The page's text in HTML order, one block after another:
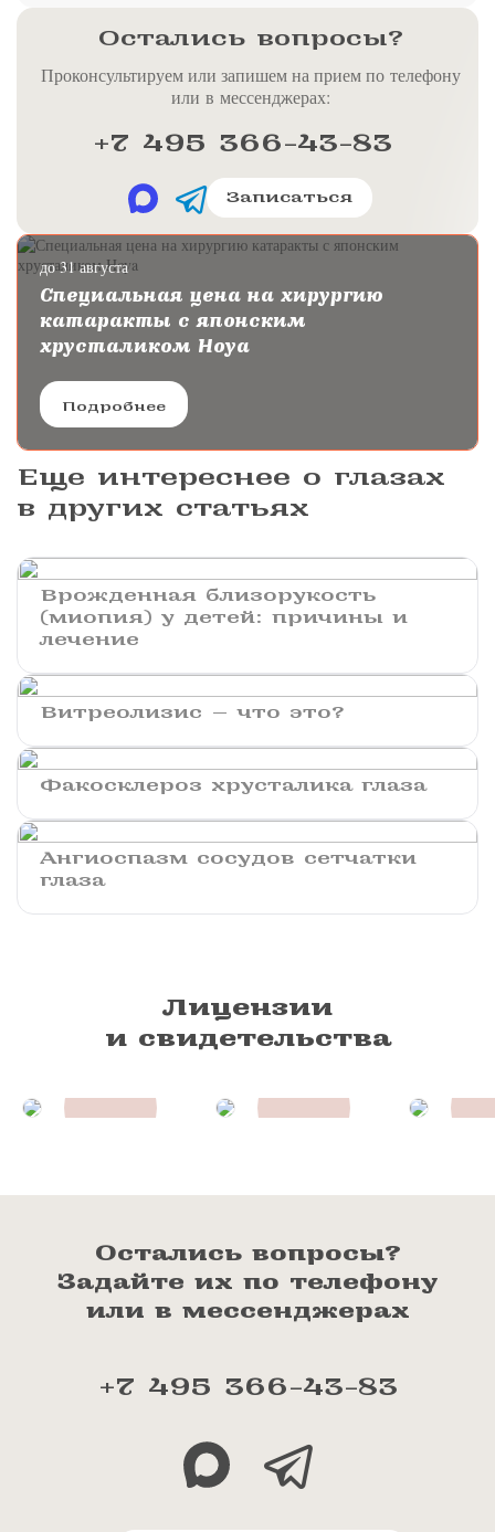
Остались вопросы?
Проконсультируем или запишем на прием по телефону
или в мессенджерах:
+7 495 366-43-83
Записаться
до 31 августа
Специальная цена на хирургию
катаракты с японским
хрусталиком Hoya
Подробнее
Еще интереснее о глазах
в других статьях
Врожденная близорукость
(миопия) у детей: причины и
лечение
Витреолизис — что это?
Факосклероз хрусталика глаза
Ангиоспазм сосудов сетчатки
глаза
Лицензии
и свидетельства
Остались вопросы?
Задайте их по телефону
или в мессенджерах
+7 495 366-43-83